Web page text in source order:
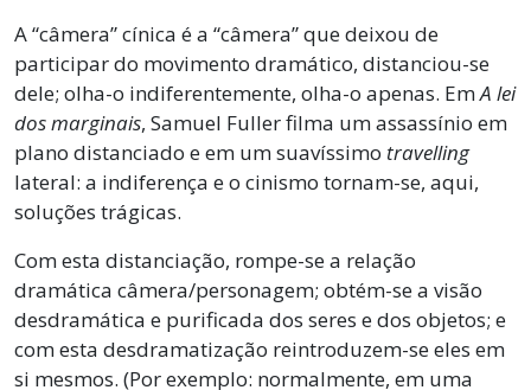
A “câmera” cínica é a “câmera” que deixou de
participar do movimento dramático, distanciou-se
dele; olha-o indiferentemente, olha-o apenas. EmA lei
dos marginais, Samuel Fuller filma um assassínio em
plano distanciado e em um suavíssimo travelling
lateral: a indiferença e o cinismo tornam-se, aqui,
soluções trágicas.
Com esta distanciação, rompe-se a relação
dramática câmera/personagem; obtém-se a visão
desdramática e purificada dos seres e dos objetos; e
com esta desdramatização reintroduzem-se eles em
si mesmos. (Por exemplo: normalmente, em uma